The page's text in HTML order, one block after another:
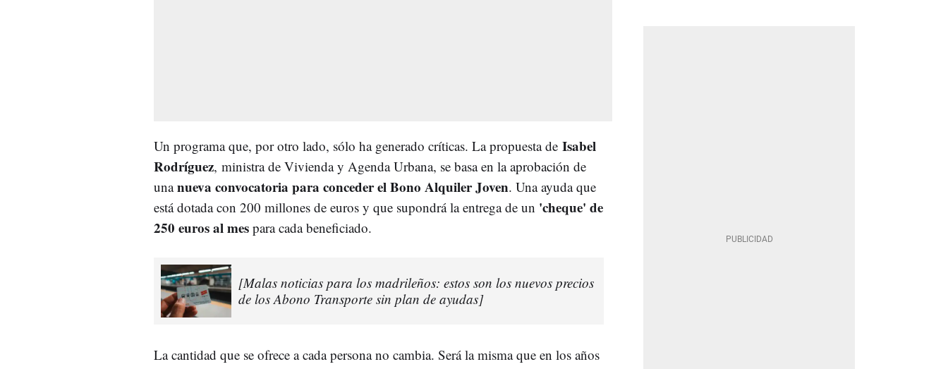
Un programa que, por otro lado, sólo ha generado críticas. La propuesta de Isabel
Rodríguez, ministra de Vivienda y Agenda Urbana, se basa en la aprobación de
unanueva convocatoria para conceder el Bono Alquiler Joven. Una ayuda que
está dotada con 200 millones de euros y que supondrá la entrega de un 'cheque' de
250 euros al mes para cada beneficiado.
[Malas noticias para los madrileños: estos son los nuevos precios
de los Abono Transporte sin plan de ayudas]
La cantidad que se ofrece a cada persona no cambia. Será la misma que en los años